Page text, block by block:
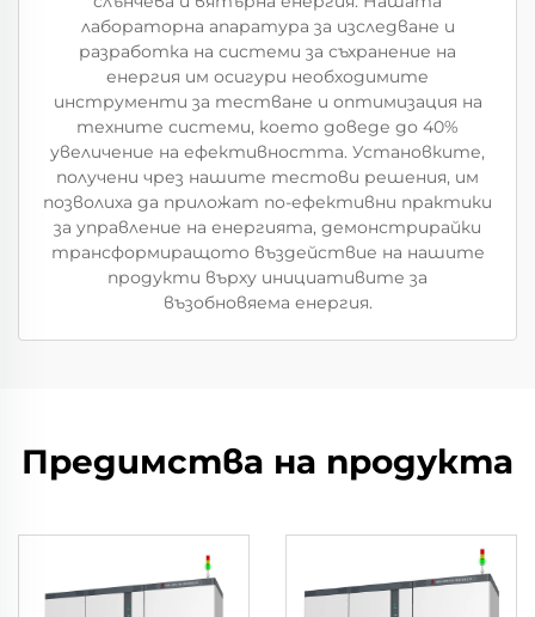
лабораторна апаратура за изследване и
разработка на системи за съхранение на
енергия им осигури необходимите
инструменти за тестване и оптимизация на
техните системи, което доведе до 40%
увеличение на ефективността. Установките,
получени чрез нашите тестови решения, им
позволиха да приложат по-ефективни практики
за управление на енергията, демонстрирайки
трансформиращото въздействие на нашите
продукти върху инициативите за
възобновяема енергия.
Предимства на продукта